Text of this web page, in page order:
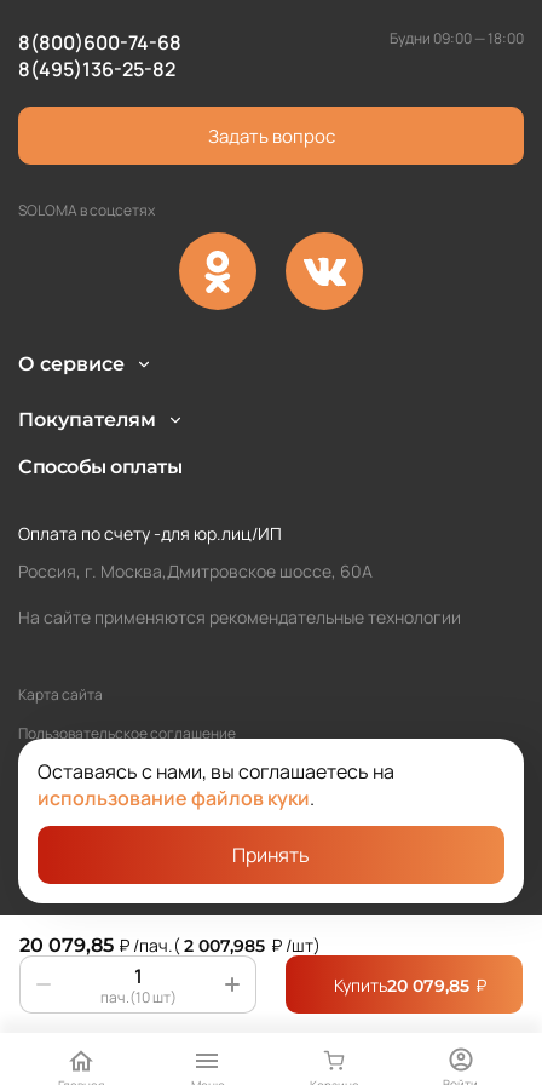
20 079,85 ₽ /пач.(2 007,985 ₽ /шт)
пач.(10 шт)
Купить20 079,85 ₽
Оставаясь с нами, вы соглашаетесь на
использование файлов куки.
Принять
8(800)600-74-68
8(495)136-25-82
Будни 09:00 — 18:00
Задать вопрос
SOLOMA в соцсетях
О сервисе
Покупателям
Способы оплаты
Оплата по счету -для юр.лиц/ИП
Россия, г. Москва,Дмитровское шоссе, 60А
На сайте применяются рекомендательные технологии
Карта сайта
Политика обработки персональных данных
Пользовательское соглашение